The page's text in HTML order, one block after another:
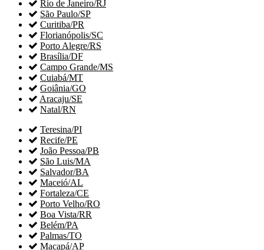
 Rio de Janeiro/RJ
 São Paulo/SP
 Curitiba/PR
 Florianópolis/SC
 Porto Alegre/RS
 Brasília/DF
 Campo Grande/MS
 Cuiabá/MT
 Goiânia/GO
 Aracaju/SE
 Natal/RN
 Teresina/PI
 Recife/PE
 João Pessoa/PB
 São Luis/MA
 Salvador/BA
 Maceió/AL
 Fortaleza/CE
 Porto Velho/RO
 Boa Vista/RR
 Belém/PA
 Palmas/TO
 Macapá/AP